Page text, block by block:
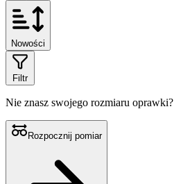
Nowości
Filtr
Nie znasz swojego rozmiaru oprawki?
Rozpocznij pomiar